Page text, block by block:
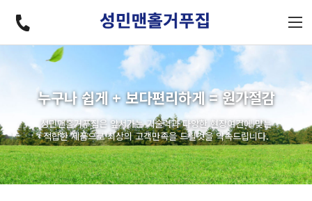
누구나 쉽게 + 보다편리하게 = 원가절감
성민맨홀거푸집은 앞서가는 기술력과 다양한 현장여건에 맞는
적합한 제품으로 최상의 고객만족을 드릴것을 약속드립니다.